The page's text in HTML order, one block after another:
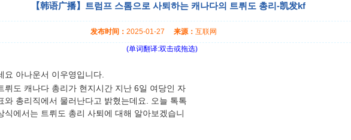
【韩语广播】트럼프 스톰으로 사퇴하는 캐나다의 트뤼도 총리-凯发kf
发布时间： 2025-01-27 来源： 互联网
(单词翻译:双击或拖选)
요 아나운서 이우영입니다.
뤼도 캐나다 총리가 현지시간 지난 6일 여당인 자
와 총리직에서 물러난다고 밝혔는데요. 오늘 톡톡
식에서는 트뤼도 총리 사퇴에 대해 알아보겠습니